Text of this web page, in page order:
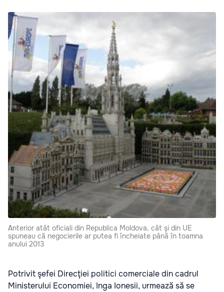
Anterior atât oficiali din Republica Moldova, cât şi din UE
spuneau că negocierile ar putea fi încheiate până în toamna
anului 2013
Potrivit şefei Direcţiei politici comerciale din cadrul
Ministerului Economiei, Inga Ionesii, urmează să se